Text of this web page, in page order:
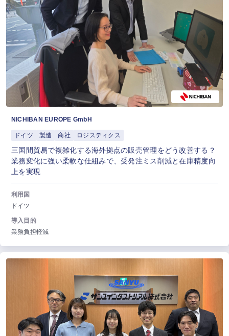
NICHIBAN EUROPE GmbH
ドイツ 製造 商社 ロジスティクス
三国間貿易で複雑化する海外拠点の販売管理をどう改善する？
業務変化に強い柔軟な仕組みで、受発注ミス削減と在庫精度向
上を実現
利用国
ドイツ
導入目的
業務負担軽減